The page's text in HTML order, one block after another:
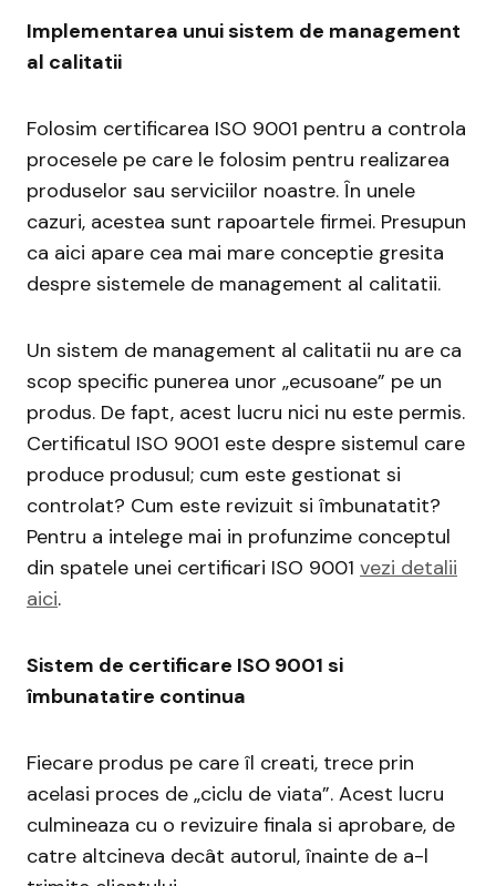
Implementarea unui sistem de management
al calitatii
Folosim certificarea ISO 9001 pentru a controla
procesele pe care le folosim pentru realizarea
produselor sau serviciilor noastre. În unele
cazuri, acestea sunt rapoartele firmei. Presupun
ca aici apare cea mai mare conceptie gresita
despre sistemele de management al calitatii.
Un sistem de management al calitatii nu are ca
scop specific punerea unor „ecusoane” pe un
produs. De fapt, acest lucru nici nu este permis.
Certificatul ISO 9001 este despre sistemul care
produce produsul; cum este gestionat si
controlat? Cum este revizuit si îmbunatatit?
Pentru a intelege mai in profunzime conceptul
din spatele unei certificari ISO 9001 vezi detalii
aici.
Sistem de certificare ISO 9001 si
îmbunatatire continua
Fiecare produs pe care îl creati, trece prin
acelasi proces de „ciclu de viata”. Acest lucru
culmineaza cu o revizuire finala si aprobare, de
catre altcineva decât autorul, înainte de a-l